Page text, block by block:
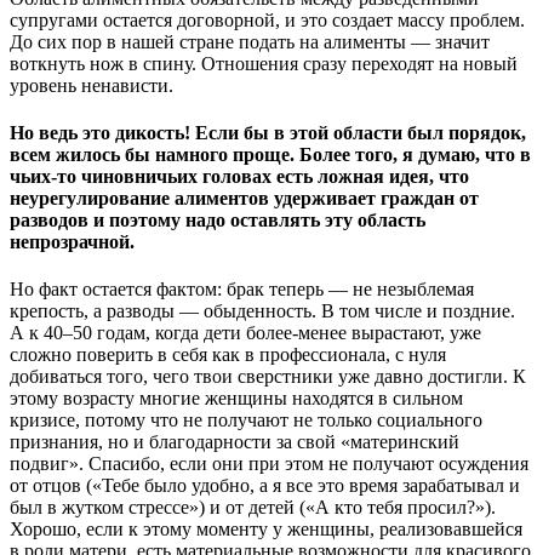
супругами остается договорной, и это создает массу проблем.
До сих пор в нашей стране подать на алименты — значит
воткнуть нож в спину. Отношения сразу переходят на новый
уровень ненависти.
Но ведь это дикость! Если бы в этой области был порядок,
всем жилось бы намного проще. Более того, я думаю, что в
чьих-то чиновничьих головах есть ложная идея, что
неурегулирование алиментов удерживает граждан от
разводов и поэтому надо оставлять эту область
непрозрачной.
Но факт остается фактом: брак теперь — не незыблемая
крепость, а разводы — обыденность. В том числе и поздние.
А к 40–50 годам, когда дети более-менее вырастают, уже
сложно поверить в себя как в профессионала, с нуля
добиваться того, чего твои сверстники уже давно достигли. К
этому возрасту многие женщины находятся в сильном
кризисе, потому что не получают не только социального
признания, но и благодарности за свой «материнский
подвиг». Спасибо, если они при этом не получают осуждения
от отцов («Тебе было удобно, а я все это время зарабатывал и
был в жутком стрессе») и от детей («А кто тебя просил?»).
Хорошо, если к этому моменту у женщины, реализовавшейся